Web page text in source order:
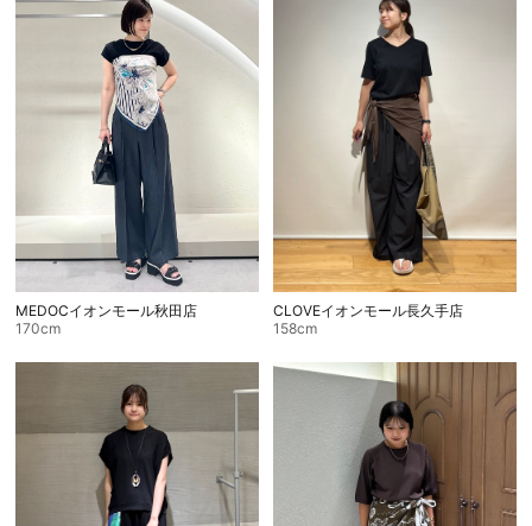
予約商品
セール商品
スタイリング
NEWS
ブランド一覧
サイズガイド
ご利用ガイド/ヘルプ
MEDOCイオンモール秋田店
170cm
CLOVEイオンモール長久手店
158cm